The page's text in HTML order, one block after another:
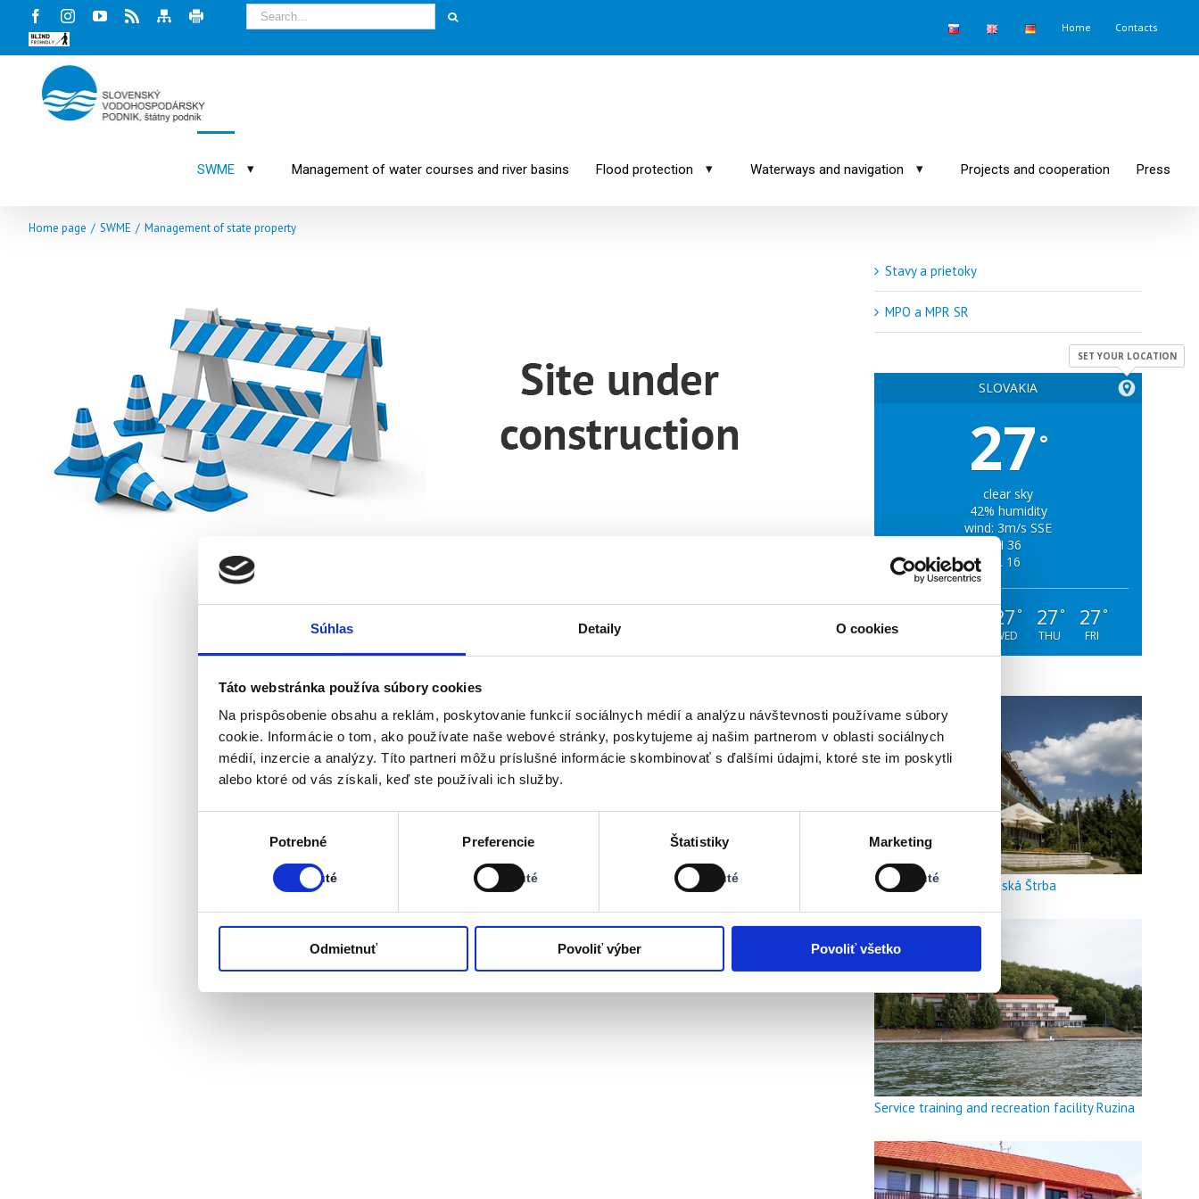
Súhlas Detaily O cookies
Táto webstránka používa súbory cookies
Na prispôsobenie obsahu a reklám, poskytovanie funkcií sociálnych médií a analýzu návštevnosti používame súbory
cookie. Informácie o tom, ako používate naše webové stránky, poskytujeme aj našim partnerom v oblasti sociálnych
médií, inzercie a analýzy. Títo partneri môžu príslušné informácie skombinovať s ďalšími údajmi, ktoré ste im poskytli
alebo ktoré od vás získali, keď ste používali ich služby.
Potrebné
Zapnuté
Stav:
Zapnuté
Preferencie
Vypnuté
Stav:
Vypnuté
Štatistiky
Vypnuté
Stav:
Vypnuté
Marketing
Vypnuté
Stav:
Vypnuté
Odmietnuť Povoliť výber Povoliť všetko
FacebookInstagram
YoutubeRssMapa Tlač
Blind
friendly
Home Contacts
SWME ▾ Management of water courses and river basins Flood protection ▾ Waterways and navigation ▾ Projects and cooperation Press
Home page / SWME / Management of state property
Stavy a prietoky
MPO a MPR SR
SLOVAKIA
SET YOUR LOCATION
27 °
clear sky
42% humidity
wind: 3m/s SSE
H 36
L 16
27 °
WED
27 °
THU
27 °
FRI
Hotel Meander Tatranská Štrba
Service training and recreation facility Ruzina